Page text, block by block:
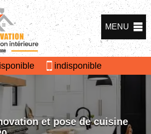
MENU
indisponible
et pose de cuisine